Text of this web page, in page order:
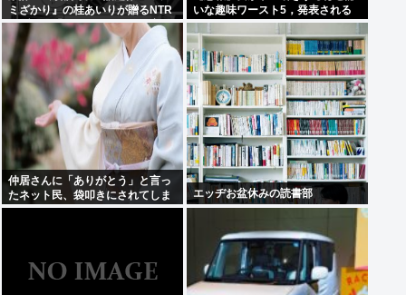
ミざかり』の桂あいりが贈るNTR
ラブコメ「グラぱらっ！」、完結
までラスト2話！！
いな趣味ワースト5，発表される
仲居さんに「ありがとう」と言っ
たネット民、袋叩きにされてしま
う…
エッヂお盆休みの読書部